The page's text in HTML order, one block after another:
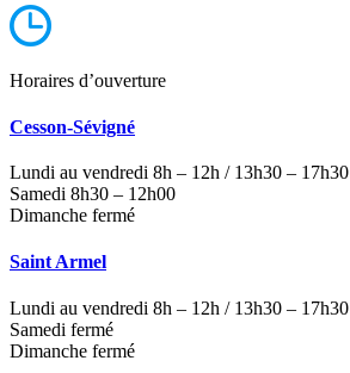
Horaires d’ouverture
Cesson-Sévigné
Lundi au vendredi 8h – 12h / 13h30 – 17h30
Samedi 8h30 – 12h00
Dimanche fermé
Saint Armel
Lundi au vendredi 8h – 12h / 13h30 – 17h30
Samedi fermé
Dimanche fermé